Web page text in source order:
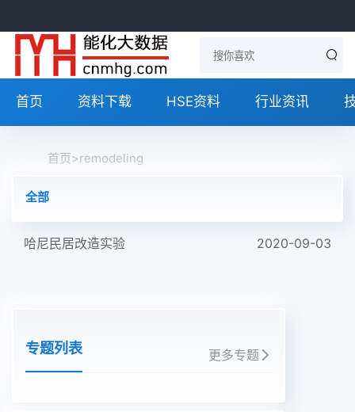
首页 资料下载 HSE资料 行业资讯
首页>remodeling
全部
哈尼民居改造实验 2020-09-03
专题列表 更多专题